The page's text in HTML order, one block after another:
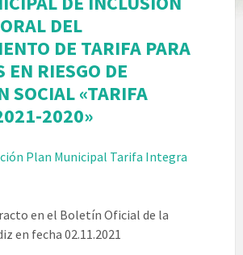
DEL
DE TARIFA PARA
EN RIESGO DE
SOCIAL «TARIFA
2020»
Plan Municipal Tarifa Integra
en el Boletín Oficial de la
en fecha 02.11.2021